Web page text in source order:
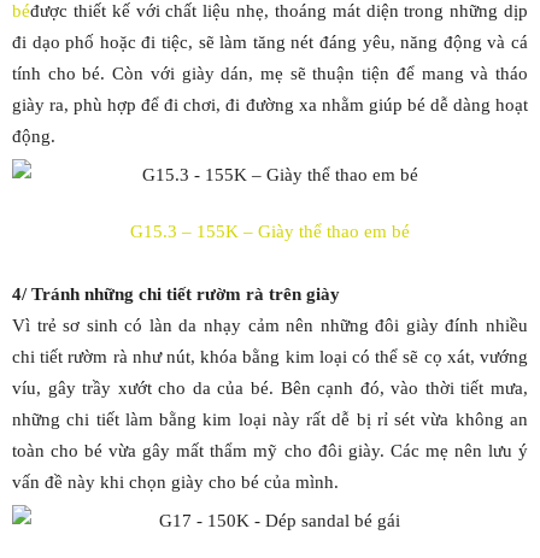
béđược thiết kế với chất liệu nhẹ, thoáng mát diện trong những dịp
đi dạo phố hoặc đi tiệc, sẽ làm tăng nét đáng yêu, năng động và cá
tính cho bé. Còn với giày dán, mẹ sẽ thuận tiện để mang và tháo
giày ra, phù hợp để đi chơi, đi đường xa nhằm giúp bé dễ dàng hoạt
động.
G15.3 – 155K – Giày thể thao em bé
4/ Tránh những chi tiết rườm rà trên giày
Vì trẻ sơ sinh có làn da nhạy cảm nên những đôi giày đính nhiều
chi tiết rườm rà như nút, khóa bằng kim loại có thể sẽ cọ xát, vướng
víu, gây trầy xướt cho da của bé. Bên cạnh đó, vào thời tiết mưa,
những chi tiết làm bằng kim loại này rất dễ bị rỉ sét vừa không an
toàn cho bé vừa gây mất thẩm mỹ cho đôi giày. Các mẹ nên lưu ý
vấn đề này khi chọn giày cho bé của mình.